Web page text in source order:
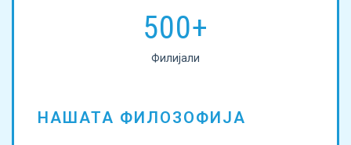
500+
Филијали
НАШАТА ФИЛОЗОФИЈА